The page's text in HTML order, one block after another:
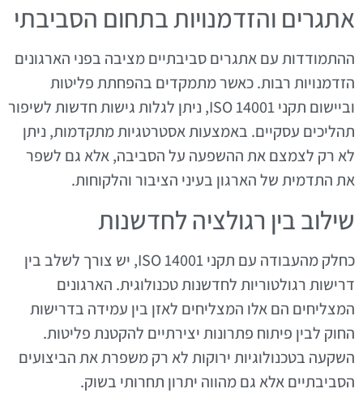
אתגרים והזדמנויות בתחום הסביבתי
ההתמודדות עם אתגרים סביבתיים מציבה בפני הארגונים
הזדמנויות רבות. כאשר מתמקדים בהפחתת פליטות
וביישום תקני ISO 14001, ניתן לגלות גישות חדשות לשיפור
תהליכים עסקיים. באמצעות אסטרטגיות מתקדמות, ניתן
לא רק לצמצם את ההשפעה על הסביבה, אלא גם לשפר
את התדמית של הארגון בעיני הציבור והלקוחות.
שילוב בין רגולציה לחדשנות
כחלק מהעבודה עם תקני ISO 14001, יש צורך לשלב בין
דרישות רגולטוריות לחדשנות טכנולוגית. הארגונים
המצליחים הם אלו המצליחים לאזן בין עמידה בדרישות
החוק לבין פיתוח פתרונות יצירתיים להקטנת פליטות.
השקעה בטכנולוגיות ירוקות לא רק משפרת את הביצועים
הסביבתיים אלא גם מהווה יתרון תחרותי בשוק.